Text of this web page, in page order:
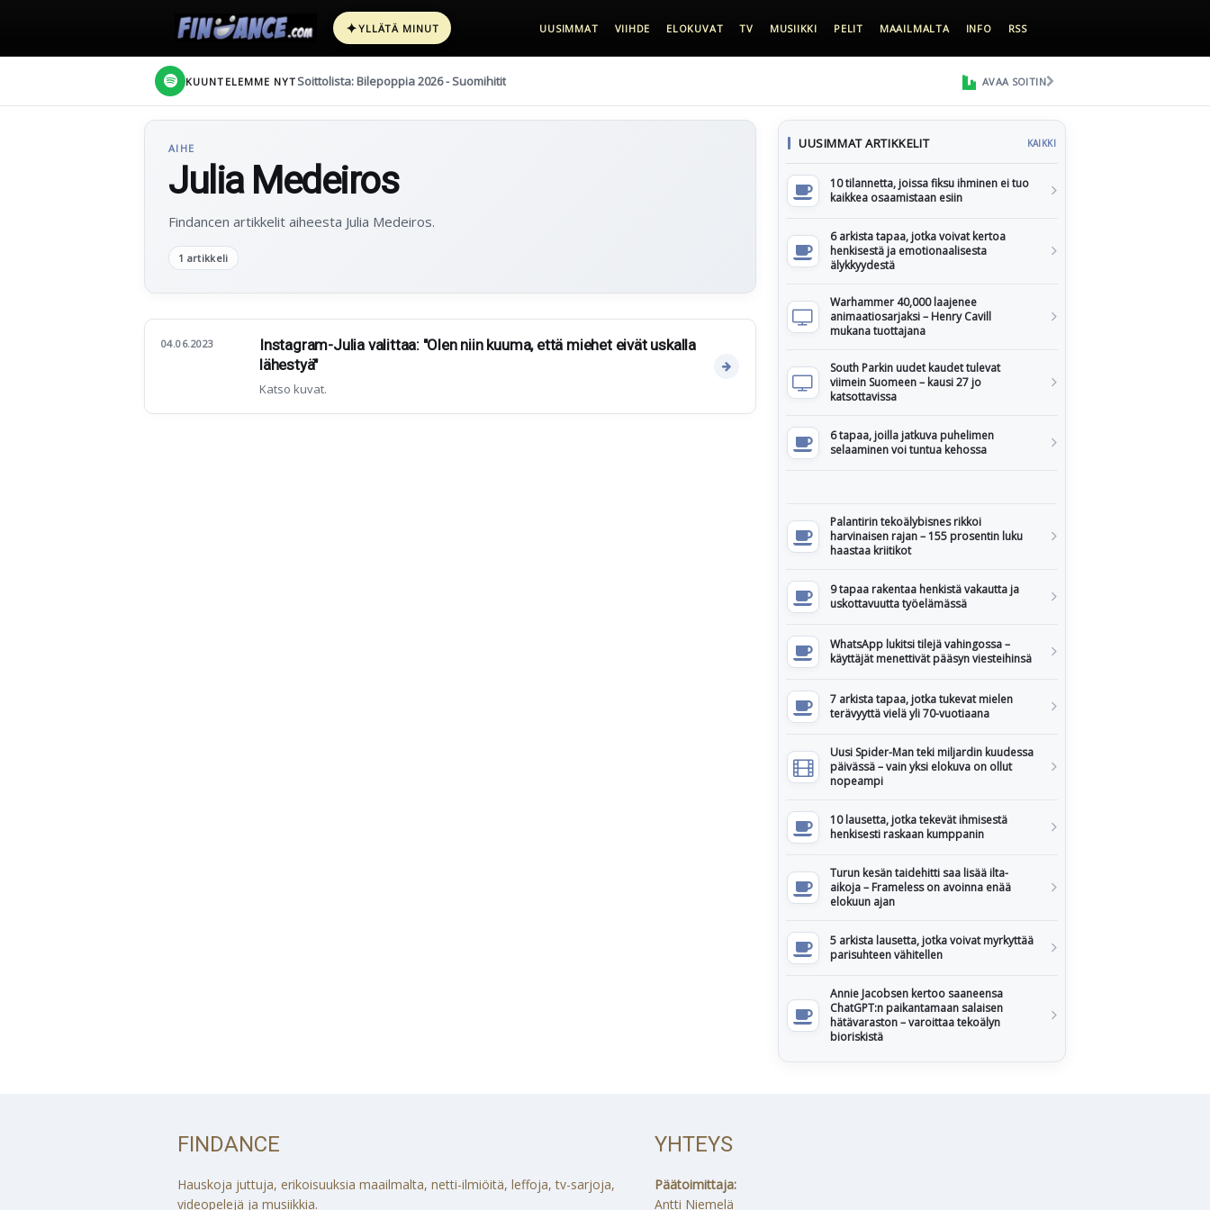
✦YLLÄTÄ MINUT UUSIMMAT VIIHDE ELOKUVAT TV MUSIIKKI PELIT MAAILMALTA INFO RSS
KUUNTELEMME NYT Soittolista: Bilepoppia 2026 - Suomihitit AVAA SOITIN
AIHE
Julia Medeiros
Findancen artikkelit aiheesta Julia Medeiros.
1 artikkeli
04.06.2023
Instagram-Julia valittaa: "Olen niin kuuma, että miehet eivät uskalla
lähestyä"
Katso kuvat.
UUSIMMAT ARTIKKELIT KAIKKI
10 tilannetta, joissa fiksu ihminen ei tuo
kaikkea osaamistaan esiin
6 arkista tapaa, jotka voivat kertoa
henkisestä ja emotionaalisesta
älykkyydestä
Warhammer 40,000 laajenee
animaatiosarjaksi – Henry Cavill
mukana tuottajana
South Parkin uudet kaudet tulevat
viimein Suomeen – kausi 27 jo
katsottavissa
6 tapaa, joilla jatkuva puhelimen
selaaminen voi tuntua kehossa
Palantirin tekoälybisnes rikkoi
harvinaisen rajan – 155 prosentin luku
haastaa kriitikot
9 tapaa rakentaa henkistä vakautta ja
uskottavuutta työelämässä
WhatsApp lukitsi tilejä vahingossa –
käyttäjät menettivät pääsyn viesteihinsä
7 arkista tapaa, jotka tukevat mielen
terävyyttä vielä yli 70-vuotiaana
Uusi Spider-Man teki miljardin kuudessa
päivässä – vain yksi elokuva on ollut
nopeampi
10 lausetta, jotka tekevät ihmisestä
henkisesti raskaan kumppanin
Turun kesän taidehitti saa lisää ilta-
aikoja – Frameless on avoinna enää
elokuun ajan
5 arkista lausetta, jotka voivat myrkyttää
parisuhteen vähitellen
Annie Jacobsen kertoo saaneensa
ChatGPT:n paikantamaan salaisen
hätävaraston – varoittaa tekoälyn
bioriskistä
FINDANCE
Hauskoja juttuja, erikoisuuksia maailmalta, netti-ilmiöitä, leffoja, tv-sarjoja,
videopelejä ja musiikkia.
YHTEYS
Päätoimittaja:
Antti Niemelä